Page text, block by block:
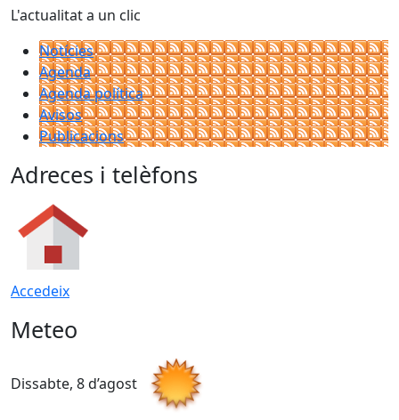
L'actualitat a un clic
Notícies
Agenda
Agenda política
Avisos
Publicacions
Adreces i telèfons
Accedeix
Meteo
Dissabte, 8 d’agost